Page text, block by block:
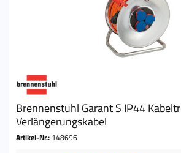
Brennenstuhl Garant S IP44
Verlängerungskabel
Artikel-Nr.: 148696